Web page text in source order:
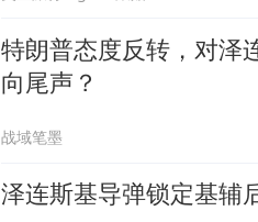
特朗普态度反转，对泽
向尾声？
战域笔墨
泽连斯基导弹锁定基辅